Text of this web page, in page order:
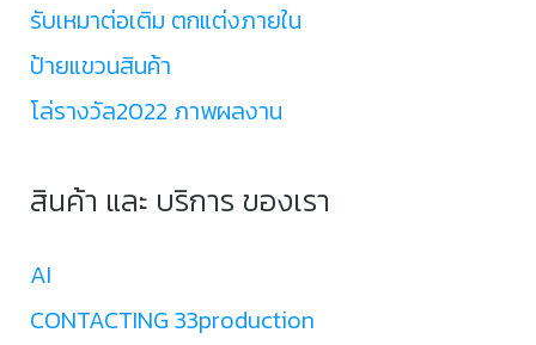
รับเหมาต่อเติม ตกแต่งภายใน
ป้ายแขวนสินค้า
โล่รางวัล2022 ภาพผลงาน
สินค้า และ บริการ ของเรา
AI
CONTACTING 33production